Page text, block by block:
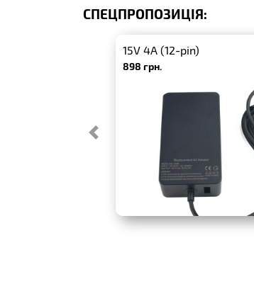
СПЕЦПРОПОЗИЦІЯ:
15V 4A (12-pin)
898 грн.